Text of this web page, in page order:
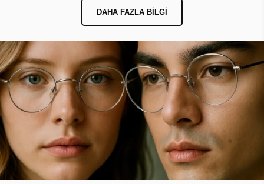
DAHA FAZLA BILGI